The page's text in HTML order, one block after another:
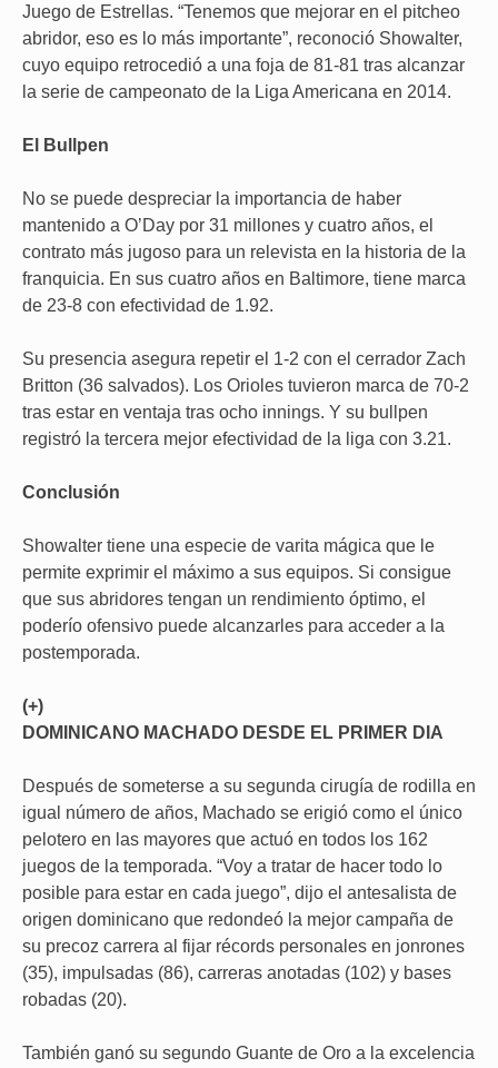
Juego de Estrellas. “Tenemos que mejorar en el pitcheo
abridor, eso es lo más importante”, reconoció Showalter,
cuyo equipo retrocedió a una foja de 81-81 tras alcanzar
la serie de campeonato de la Liga Americana en 2014.
El Bullpen
No se puede despreciar la importancia de haber
mantenido a O’Day por 31 millones y cuatro años, el
contrato más jugoso para un relevista en la historia de la
franquicia. En sus cuatro años en Baltimore, tiene marca
de 23-8 con efectividad de 1.92.
Su presencia asegura repetir el 1-2 con el cerrador Zach
Britton (36 salvados). Los Orioles tuvieron marca de 70-2
tras estar en ventaja tras ocho innings. Y su bullpen
registró la tercera mejor efectividad de la liga con 3.21.
Conclusión
Showalter tiene una especie de varita mágica que le
permite exprimir el máximo a sus equipos. Si consigue
que sus abridores tengan un rendimiento óptimo, el
poderío ofensivo puede alcanzarles para acceder a la
postemporada.
(+)
DOMINICANO MACHADO DESDE EL PRIMER DIA
Después de someterse a su segunda cirugía de rodilla en
igual número de años, Machado se erigió como el único
pelotero en las mayores que actuó en todos los 162
juegos de la temporada. “Voy a tratar de hacer todo lo
posible para estar en cada juego”, dijo el antesalista de
origen dominicano que redondeó la mejor campaña de
su precoz carrera al fijar récords personales en jonrones
(35), impulsadas (86), carreras anotadas (102) y bases
robadas (20).
También ganó su segundo Guante de Oro a la excelencia